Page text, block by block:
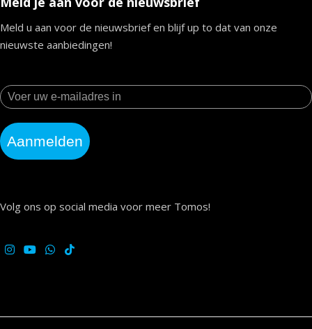
Meld u aan voor de nieuwsbrief en blijf up to dat van onze
nieuwste aanbiedingen!
Aanmelden
Volg ons op social media voor meer Tomos!